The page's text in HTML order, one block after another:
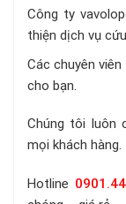
Công ty
thiện dịch vụ
Các chuyên
cho bạn.
Chúng tôi luôn
mọi khách hàng.
Hotline